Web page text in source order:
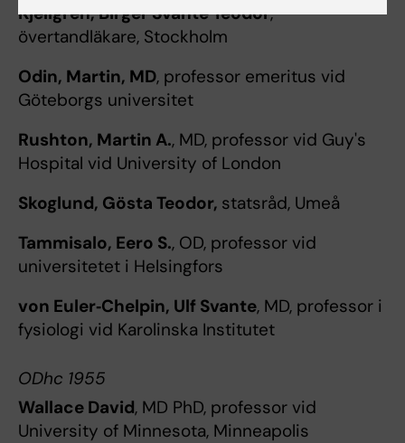
Kjellgren, Birger Svante Teodor,
övertandläkare, Stockholm
Odin, Martin, MD, professor emeritus vid
Göteborgs universitet
Rushton, Martin A., MD, professor vid Guy's
Hospital vid University of London
Skoglund, Gösta Teodor, statsråd, Umeå
Tammisalo, Eero S., OD, professor vid
universitetet i Helsingfors
von Euler‐Chelpin, Ulf Svante, MD, professor i
fysiologi vid Karolinska Institutet
ODhc 1955
Wallace David, MD PhD, professor vid
University of Minnesota, Minneapolis